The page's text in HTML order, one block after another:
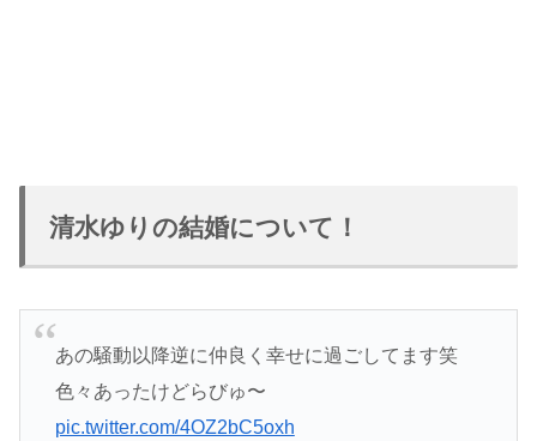
清水ゆりの結婚について！
あの騒動以降逆に仲良く幸せに過ごしてます笑
色々あったけどらびゅ〜
pic.twitter.com/4OZ2bC5oxh